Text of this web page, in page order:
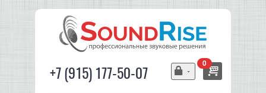
+7 (915) 177-50-07
0